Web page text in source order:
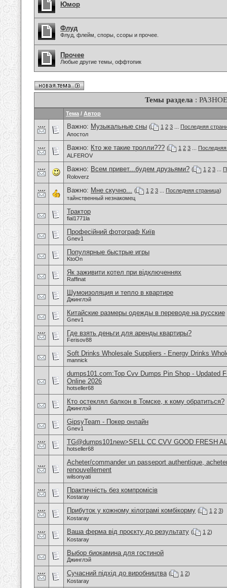
Юмор
Флуд
Флуд, флейм, споры, ссоры и прочее.
Прочее
Любые другие темы, оффтопик
Темы раздела : РАЗНОЕ
Тема / Автор
Важно: Музыкальные сны ( 1 2 3
Последняя
Апостол
Важно: Кто же такие тролли??? ( 1 2 3
ALFEROV
Важно: Всем привет...будем друзьями? ( 1 2 3
Roloverz
Важно: Мне скучно... ( 1 2 3 Последняя страница)
тайнственный незнакомец
Трактор
fial1771la
Професійний фотограф Київ
Gnev1
Популярные быстрые игры
KtoOn
Як заживити котел при відключеннях
Raffinat
Шумоизоляция и тепло в квартире
Джинглэй
Китайские размеры одежды в переводе на русские
Gnev1
Где взять деньги для аренды квартиры?
Ferisov88
Soft Drinks Wholesale Suppliers - Energy Drinks
mannick
dumps101.com:Top Cvv Dumps Pin Shop - Updated
Online 2026
hotseller68
Кто остеклял балкон в Томске, к кому обратиться?
Джинглэй
GipsyTeam - Покер онлайн
Gnev1
TG@dumps101new>SELL CC CVV GOOD FRESH
hotseller68
Acheter/commander un passeport authentique,
renouvellement
wilsonyati
Практичність без компромісів
Kostaray
Прибуток у кожному кілограмі комбікорму ( 1 2 3)
Kostaray
Ваша ферма від проєкту до результату ( 1 2)
Kostaray
Выбор биокамина для гостиной
Джинглэй
Сучасний підхід до виробництва ( 1 2)
Kostaray